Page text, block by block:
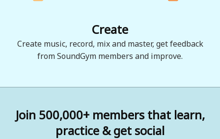
Create
Create music, record, mix and master, get feedback
from SoundGym members and improve.
Join 500,000+ members that learn,
practice & get social